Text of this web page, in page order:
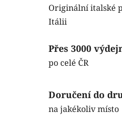
Originální italské
Itálii
Přes 3000
po celé ČR
Doručení do
na jakékoliv místo